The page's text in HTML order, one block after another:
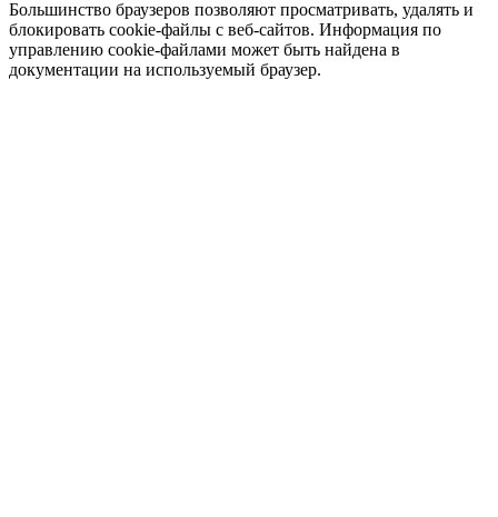
Большинство браузеров позволяют просматривать, удалять и
блокировать cookie-файлы c веб-сайтов. Информация по
управлению cookie-файлами может быть найдена в
документации на используемый браузер.